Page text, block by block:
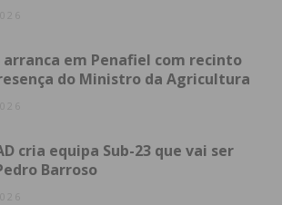
a newsletter do
Imediato
forma regular a informação
atualizada.
arranca em Penafiel com recinto
do Ministro da Agricultura
cria equipa Sub-23 que vai ser
Barroso